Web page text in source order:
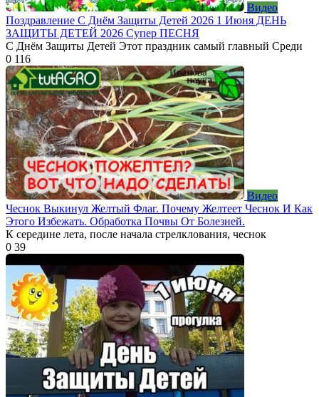
Видео
Поздравление С Днём Защиты Детей 2026 1 Июня ДЕНЬ
ЗАЩИТЫ ДЕТЕЙ 2026 Супер ПЕСНЯ
С Днём Защиты Детей Этот праздник самый главный Среди
0 116
Видео
Чеснок Выкинул Желтый Флаг. Почему Желтеет Чеснок И Как
Этого Избежать. Обработка Почвы От Болезней.
К середине лета, после начала стрелклования, чеснок
0 39